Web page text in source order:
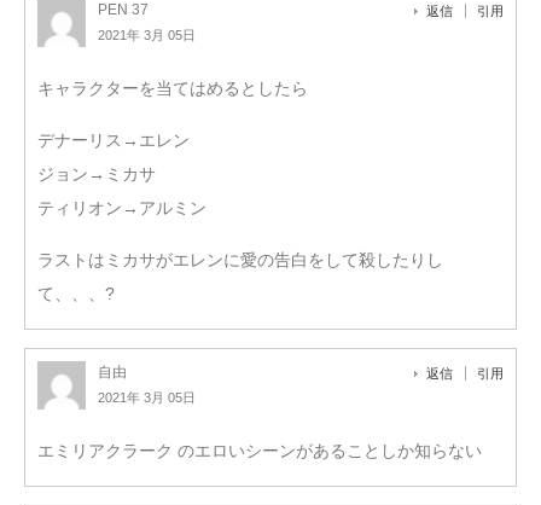
PEN 37
2021年 3月 05日
返信 引用
キャラクターを当てはめるとしたら
デナーリス→エレン
ジョン→ミカサ
ティリオン→アルミン
ラストはミカサがエレンに愛の告白をして殺したりし
て、、、?
自由
2021年 3月 05日
返信 引用
エミリアクラーク のエロいシーンがあることしか知らない